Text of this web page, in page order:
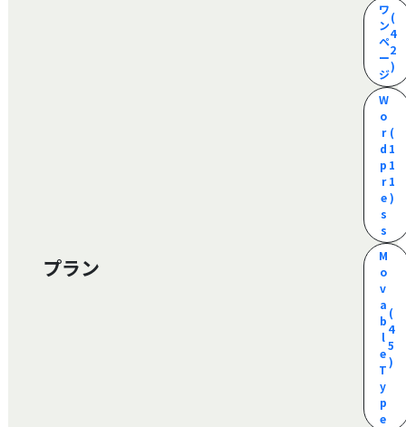
プラン
ワ
ン
ペ
ー
ジ
(
4
2
)
W
o
r
d
p
r
e
s
s
(
1
1
1
)
M
o
v
a
b
l
e
T
y
p
e
(
4
5
)